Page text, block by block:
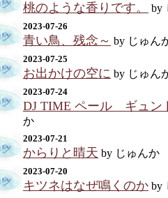
桃のような香りです。 by
2023-07-26
青い鳥、残念～ by じゅん
2023-07-25
お出かけの空に by じゅん
2023-07-24
DJ TIME ペール ギュン
か
2023-07-21
からりと晴天 by じゅんか
2023-07-20
キツネはなぜ鳴くのか by